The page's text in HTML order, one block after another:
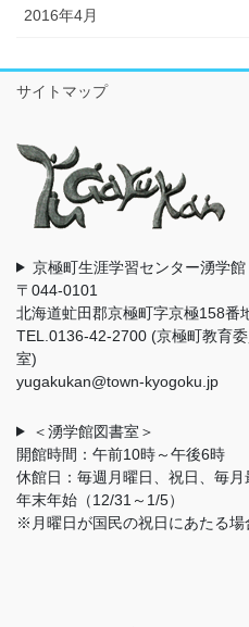
2016年4月
サイトマップ
京極町生涯学習センター湧学館
〒044-0101
北海道虻田郡京極町字京極158番
TEL.0136-42-2700 (京極町教育
室)
yugakukan@town-kyogoku.jp
＜湧学館図書室＞
開館時間：午前10時～午後6時
休館日：毎週月曜日、祝日、毎月
年末年始（12/31～1/5）
※月曜日が国民の祝日にあたる場